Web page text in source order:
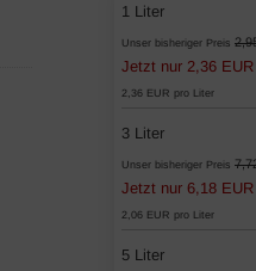
1 Liter
Unser bisheriger Preis
Jetzt nur 2,36 EUR
2,36 EUR pro Liter
3 Liter
Unser bisheriger Preis
Jetzt nur 6,18 EUR
2,06 EUR pro Liter
5 Liter